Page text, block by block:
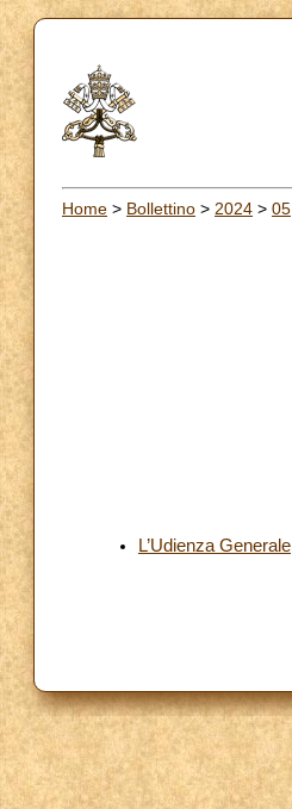
Home > Bollettino > 2024 > 05
L’Udienza Generale